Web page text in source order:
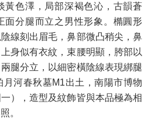
黃色澤，局部深褐色沁，古韻蒼
面分腿而立之男性形象。橢圓形
線刻出眉毛，鼻部微凸稍尖，鼻
身似有衣紋，束腰明顯，胯部以
腿分立，以細密橫陰線表現綁腿
河春秋墓M1出土，南陽市博物
），造型及紋飾皆與本品極為相
。